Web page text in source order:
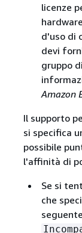
licenze
d'uso di
devi
gruppo
Amazon
Il supporto
si specifica
possibile
l'affinità di
Se si
che